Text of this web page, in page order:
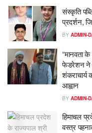
संस्कृति
प्रदर्शन,
BY ADMIN-
“मानवता के
फेडरेशन ने
शंकराचार्य
आह्वान
BY ADMIN-
हिमाचल
वस्त्र